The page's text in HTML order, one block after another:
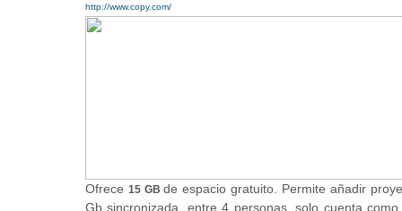
http://www.copy.com/
Ofrece 15 GBde espacio gratuito . Permite añadir
Gb sincronizada, entre 4 personas, solo cuenta